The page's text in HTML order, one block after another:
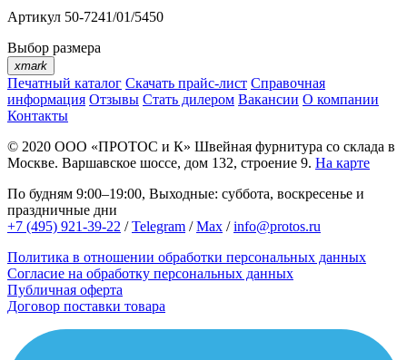
Артикул 50-7241/01/5450
Выбор размера
xmark
Печатный каталог Скачать прайс-лист Справочная
информация Отзывы Стать дилером Вакансии О компании
Контакты
© 2020 ООО «ПРОТОС и К» Швейная фурнитура со склада в
Москве. Варшавское шоссе, дом 132, строение 9. На карте
По будням 9:00–19:00, Выходные: суббота, воскресенье и
праздничные дни
+7 (495) 921-39-22 /Telegram /Max /info@protos.ru
Политика в отношении обработки персональных данных
Согласие на обработку персональных данных
Публичная оферта
Договор поставки товара